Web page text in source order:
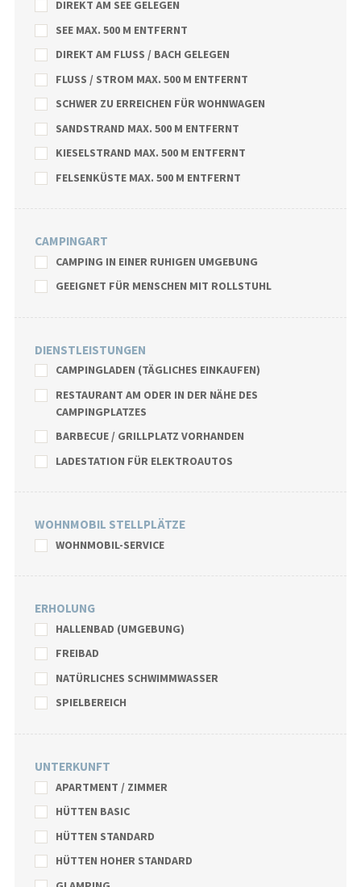
DIREKT AM SEE GELEGEN
SEE MAX. 500 M ENTFERNT
DIREKT AM FLUSS / BACH GELEGEN
FLUSS / STROM MAX. 500 M ENTFERNT
SCHWER ZU ERREICHEN FÜR WOHNWAGEN
SANDSTRAND MAX. 500 M ENTFERNT
KIESELSTRAND MAX. 500 M ENTFERNT
FELSENKÜSTE MAX. 500 M ENTFERNT
CAMPINGART
CAMPING IN EINER RUHIGEN UMGEBUNG
GEEIGNET FÜR MENSCHEN MIT ROLLSTUHL
DIENSTLEISTUNGEN
CAMPINGLADEN (TÄGLICHES EINKAUFEN)
RESTAURANT AM ODER IN DER NÄHE DES
CAMPINGPLATZES
BARBECUE / GRILLPLATZ VORHANDEN
LADESTATION FÜR ELEKTROAUTOS
WOHNMOBIL STELLPLÄTZE
WOHNMOBIL-SERVICE
ERHOLUNG
HALLENBAD (UMGEBUNG)
FREIBAD
NATÜRLICHES SCHWIMMWASSER
SPIELBEREICH
UNTERKUNFT
APARTMENT / ZIMMER
HÜTTEN BASIC
HÜTTEN STANDARD
HÜTTEN HOHER STANDARD